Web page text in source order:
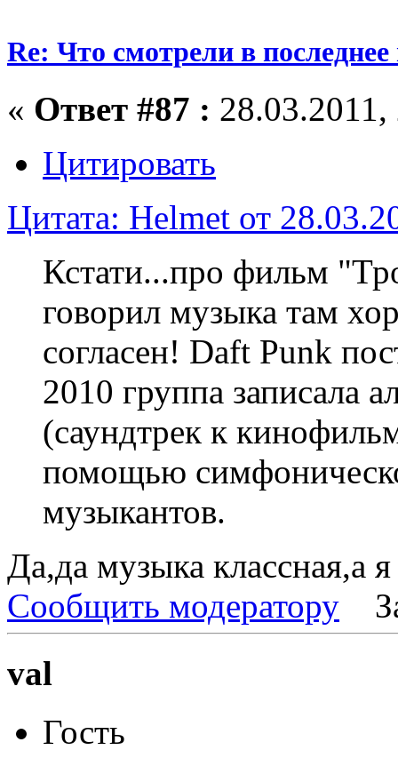
Re: Что смотрели в
« Ответ #87 :
Цитировать
Цитата: Helmet от
Кстати...про фильм
говорил музыка там
согласен! Daft Punk
2010 группа записала
(саундтрек к
помощью
музыкантов.
Да,да музыка классная,а
Сообщить модератору
val
Гость